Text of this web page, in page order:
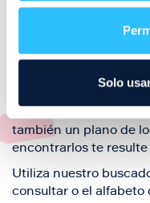
Solo
también de nuestra
tu visita.
El este directorio de
también un plano de
encontrarlos te
Utiliza nuestro
consultar o el alfabeto